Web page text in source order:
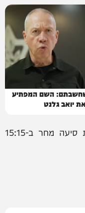
השם המפתיע
יואב גלנט
סיעת יהדות התורה תתכנס לישיבת סיעה מחר ב-15:15